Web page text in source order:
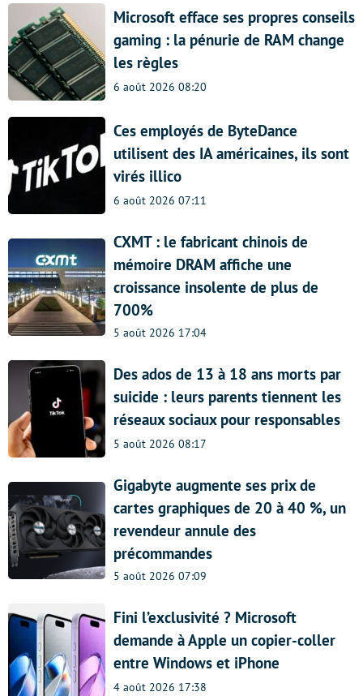
Microsoft efface ses propres conseils
gaming : la pénurie de RAM change
les règles
6 août 2026 08:20
Ces employés de ByteDance
utilisent des IA américaines, ils sont
virés illico
6 août 2026 07:11
CXMT : le fabricant chinois de
mémoire DRAM affiche une
croissance insolente de plus de
700%
5 août 2026 17:04
Des ados de 13 à 18 ans morts par
suicide : leurs parents tiennent les
réseaux sociaux pour responsables
5 août 2026 08:17
Gigabyte augmente ses prix de
cartes graphiques de 20 à 40 %, un
revendeur annule des
précommandes
5 août 2026 07:09
Fini l’exclusivité ? Microsoft
demande à Apple un copier-coller
entre Windows et iPhone
4 août 2026 17:38